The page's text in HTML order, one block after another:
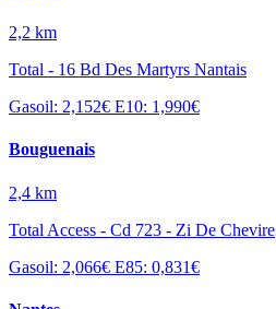
2,2 km
Total - 16 Bd Des Martyrs Nantais
Gasoil: 2,152€ E10: 1,990€
Bouguenais
2,4 km
Total Access - Cd 723 - Zi De Chevire
Gasoil: 2,066€ E85: 0,831€